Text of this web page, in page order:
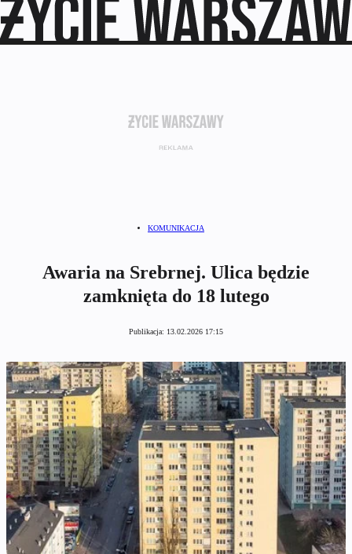
KOMUNIKACJA
Awaria na Srebrnej. Ulica będzie
zamknięta do 18 lutego
Publikacja: 13.02.2026 17:15